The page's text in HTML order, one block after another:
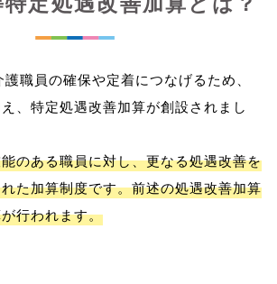
職員の確保や定着につなげるため、
、特定処遇改善加算が創設されまし
のある職員に対し、更なる処遇改善を
た加算制度です。前述の処遇改善加算
行われます。